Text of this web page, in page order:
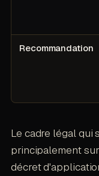
Recommandation
Le cadre légal
principalement
décret